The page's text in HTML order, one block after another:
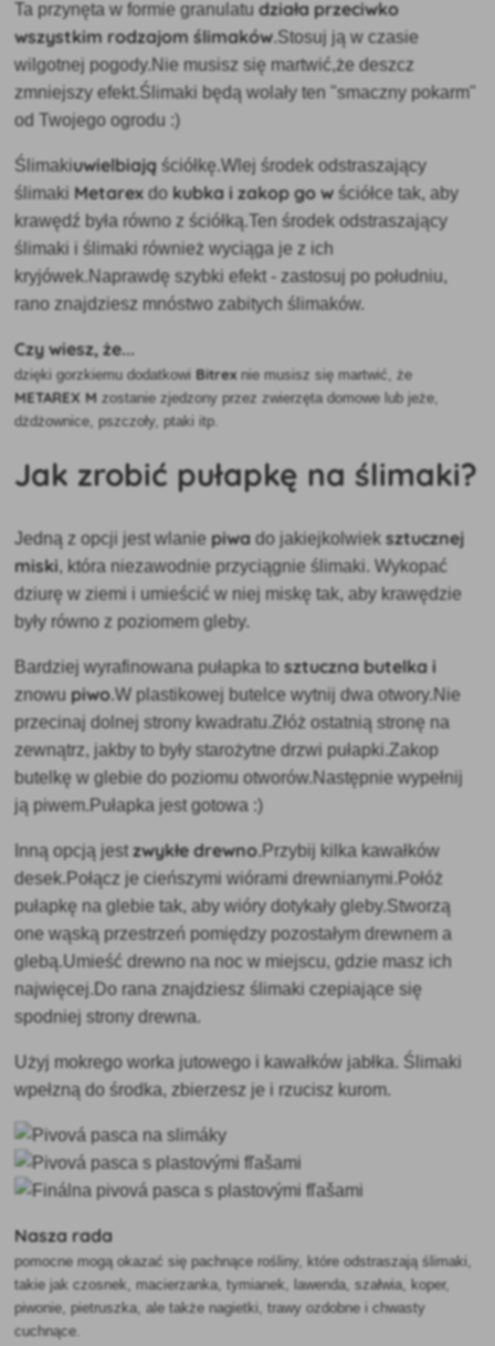
Ta przynęta w formie granulatu działa przeciwko
wszystkim rodzajom ślimaków.Stosuj ją w czasie
wilgotnej pogody.Nie musisz się martwić,że deszcz
zmniejszy efekt.Ślimaki będą wolały ten "smaczny pokarm"
od Twojego ogrodu :)
Ślimakiuwielbiają ściółkę.Wlej środek odstraszający
ślimaki Metarex do kubka i zakop go w ściółce tak, aby
krawędź była równo z ściółką.Ten środek odstraszający
ślimaki i ślimaki również wyciąga je z ich
kryjówek.Naprawdę szybki efekt - zastosuj po południu,
rano znajdziesz mnóstwo zabitych ślimaków.
Czy wiesz, że...
dzięki gorzkiemu dodatkowiBitrexnie musisz się martwić, że
METAREX M zostanie zjedzony przez zwierzęta domowe lub jeże,
dżdżownice, pszczoły, ptaki itp.
Jak zrobić pułapkę na ślimaki?
Jedną z opcji jest wlaniepiwa do jakiejkolwieksztucznej
miski, która niezawodnie przyciągnie ślimaki. Wykopać
dziurę w ziemi i umieścić w niej miskę tak, aby krawędzie
były równo z poziomem gleby.
Bardziej wyrafinowana pułapka to sztuczna butelka i
znowupiwo.W plastikowej butelce wytnij dwa otwory.Nie
przecinaj dolnej strony kwadratu.Złóż ostatnią stronę na
zewnątrz, jakby to były starożytne drzwi pułapki.Zakop
butelkę w glebie do poziomu otworów.Następnie wypełnij
ją piwem.Pułapka jest gotowa :)
Inną opcją jestzwykłe drewno.Przybij kilka kawałków
desek.Połącz je cieńszymi wiórami drewnianymi.Połóż
pułapkę na glebie tak, aby wióry dotykały gleby.Stworzą
one wąską przestrzeń pomiędzy pozostałym drewnem a
glebą.Umieść drewno na noc w miejscu, gdzie masz ich
najwięcej.Do rana znajdziesz ślimaki czepiające się
spodniej strony drewna.
Użyj mokrego worka jutowego i kawałków jabłka. Ślimaki
wpełzną do środka, zbierzesz je i rzucisz kurom.
Nasza rada
pomocne mogą okazać się pachnące rośliny, które odstraszają ślimaki,
takie jak czosnek, macierzanka, tymianek, lawenda, szałwia, koper,
piwonie, pietruszka, ale także nagietki, trawy ozdobne i chwasty
cuchnące.